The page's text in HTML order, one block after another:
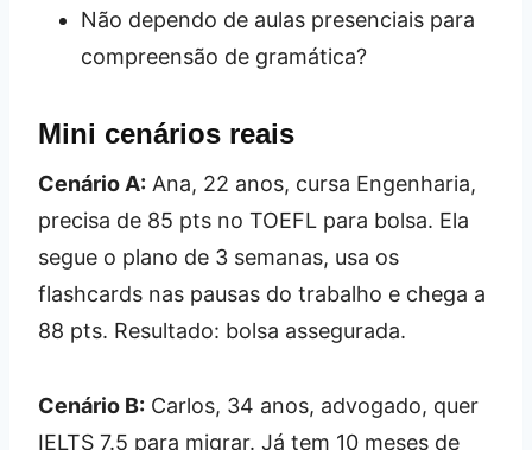
Não dependo de aulas presenciais para
compreensão de gramática?
Mini cenários reais
Cenário A: Ana, 22 anos, cursa Engenharia,
precisa de 85 pts no TOEFL para bolsa. Ela
segue o plano de 3 semanas, usa os
flashcards nas pausas do trabalho e chega a
88 pts. Resultado: bolsa assegurada.
Cenário B: Carlos, 34 anos, advogado, quer
IELTS 7.5 para migrar. Já tem 10 meses de